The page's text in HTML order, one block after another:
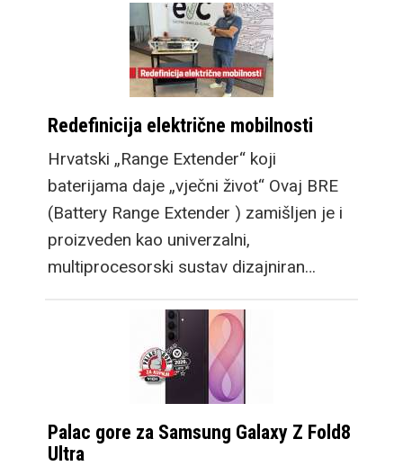
Redefinicija električne mobilnosti
Hrvatski „Range Extender“ koji
baterijama daje „vječni život“ Ovaj BRE
(Battery Range Extender ) zamišljen je i
proizveden kao univerzalni,
multiprocesorski sustav dizajniran…
Palac gore za Samsung Galaxy Z Fold8
Ultra